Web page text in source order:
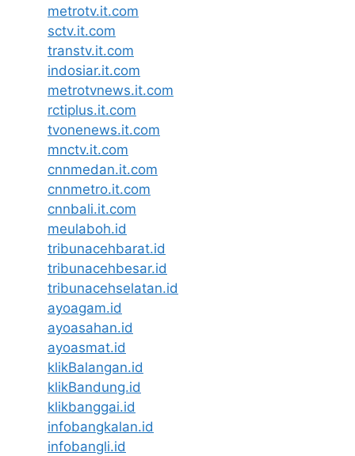
metrotv.it.com
sctv.it.com
transtv.it.com
indosiar.it.com
metrotvnews.it.com
rctiplus.it.com
tvonenews.it.com
mnctv.it.com
cnnmedan.it.com
cnnmetro.it.com
cnnbali.it.com
meulaboh.id
tribunacehbarat.id
tribunacehbesar.id
tribunacehselatan.id
ayoagam.id
ayoasahan.id
ayoasmat.id
klikBalangan.id
klikBandung.id
klikbanggai.id
infobangkalan.id
infobangli.id